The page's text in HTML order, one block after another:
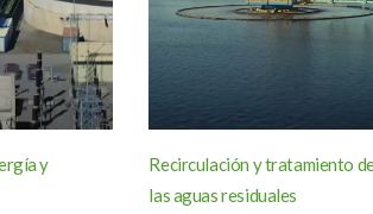
y
Recirculación y tratamiento
las aguas residuales